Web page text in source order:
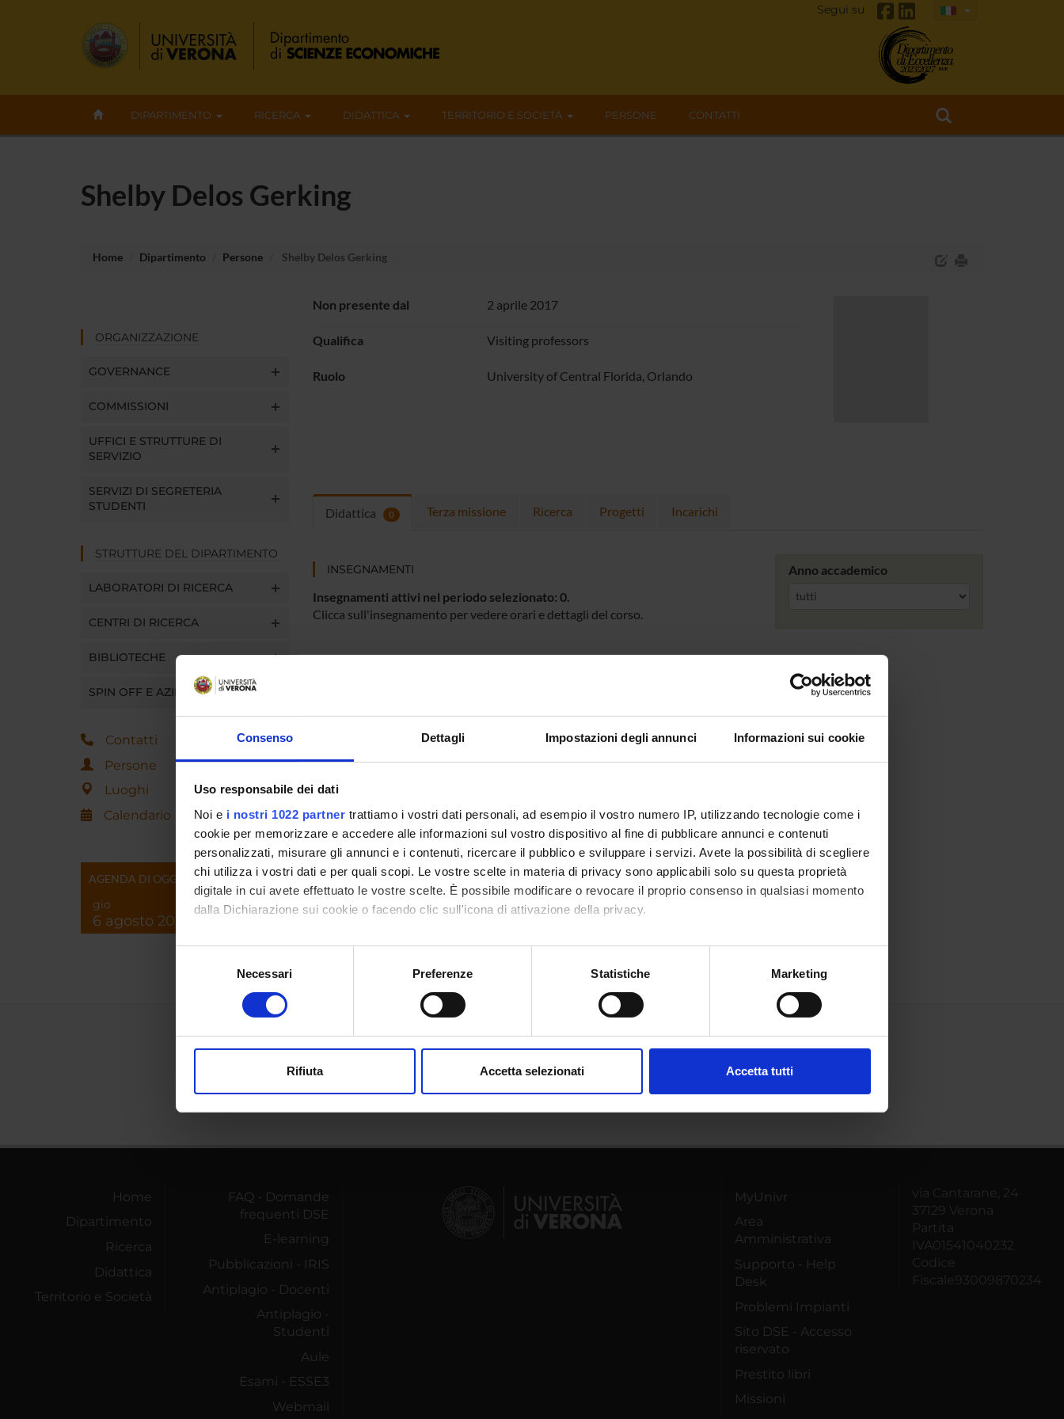
Consenso Dettagli Impostazioni degli annunci Informazioni sui cookie
Uso responsabile dei dati
Noi e i nostri 1022 partner trattiamo i vostri dati personali, ad esempio il vostro numero IP, utilizzando tecnologie come i
cookie per memorizzare e accedere alle informazioni sul vostro dispositivo al fine di pubblicare annunci e contenuti
personalizzati, misurare gli annunci e i contenuti, ricercare il pubblico e sviluppare i servizi. Avete la possibilità di scegliere
chi utilizza i vostri dati e per quali scopi. Le vostre scelte in materia di privacy sono applicabili solo su questa proprietà
digitale in cui avete effettuato le vostre scelte. È possibile modificare o revocare il proprio consenso in qualsiasi momento
dalla Dichiarazione sui cookie o facendo clic sull'icona di attivazione della privacy.
Con il tuo consenso, vorremmo anche:
raccogliere informazioni sulla tua posizione geografica, con un'approssimazione di qualche metro,
digitali).
modificare o ritirare il tuo consenso in qualsiasi momento dalla Dichiarazione sui cookie.
Necessari Preferenze Statistiche Marketing
Rifiuta Accetta selezionati Accetta tutti
Segui su
DIPARTIMENTO RICERCA DIDATTICA TERRITORIO E SOCIETÀ PERSONE CONTATTI
Shelby Delos Gerking
Home Dipartimento Persone Shelby Delos Gerking
ORGANIZZAZIONE
GOVERNANCE
COMMISSIONI
UFFICI E STRUTTURE DI
SERVIZIO
SERVIZI DI SEGRETERIA
STUDENTI
STRUTTURE DEL DIPARTIMENTO
LABORATORI DI RICERCA
CENTRI DI RICERCA
BIBLIOTECHE
SPIN OFF E AZIENDE
Contatti
Persone
Luoghi
Calendario
AGENDA DI OGGI
gio
6 agosto 2026
Non presente dal 2 aprile 2017
Qualifica Visiting professors
Ruolo University of Central Florida, Orlando
Didattica 0 Terza missione Ricerca Progetti Incarichi
INSEGNAMENTI
Insegnamenti attivi nel periodo selezionato: 0.
Clicca sull'insegnamento per vedere orari e dettagli del corso.
Anno accademico
Home
Dipartimento
Ricerca
Didattica
Territorio e Società
FAQ - Domande
frequenti DSE
E-learning
Pubblicazioni - IRIS
Antiplagio - Docenti
Antiplagio -
Studenti
Aule
Esami - ESSE3
Webmail
MyUnivr
Area
Amministrativa
Supporto - Help
Desk
Problemi Impianti
Sito DSE - Accesso
riservato
Prestito libri
Missioni
via Cantarane, 24
37129 Verona
Partita
IVA01541040232
Codice
Fiscale93009870234